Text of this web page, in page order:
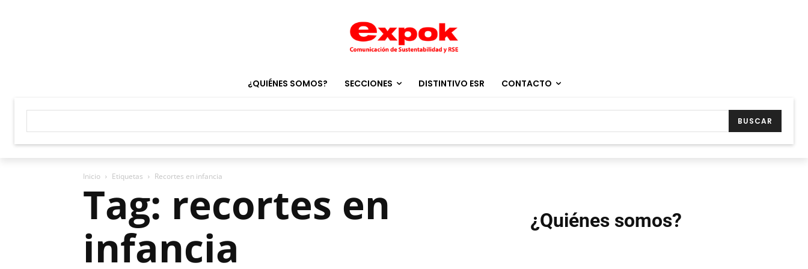
¿QUIÉNES SOMOS? SECCIONES DISTINTIVO ESR CONTACTO
BUSCAR
Inicio Etiquetas Recortes en infancia
Tag: recortes en
infancia
¿Quiénes somos?